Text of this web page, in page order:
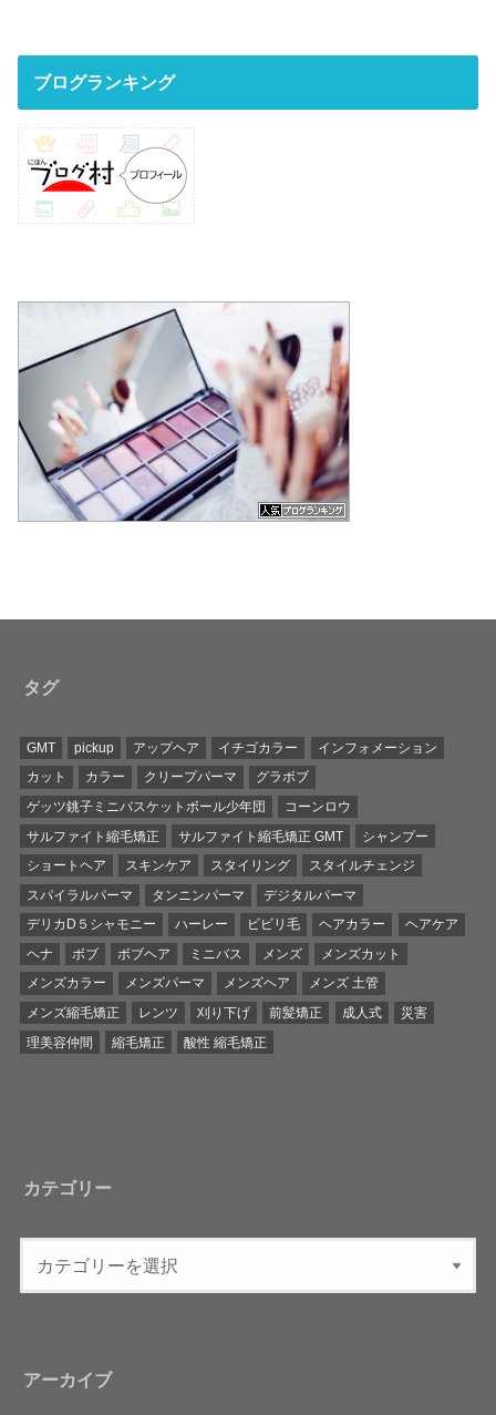
ブログランキング
タグ
GMT pickup アップヘア イチゴカラー
インフォメーション
カット
カラー クリープパーマ
グラボブ
ゲッツ銚子ミニバスケットボール少年団
コーンロウ
サルファイト縮毛矯正
サルファイト縮毛矯正 GMT
シャンプー
ショートヘア
スキンケア スタイリング
スタイルチェンジ
スパイラルパーマ
タンニンパーマ
デジタルパーマ
デリカD５シャモニー
ハーレー ビビリ毛 ヘアカラー
ヘアケア
ヘナ
ボブ ボブヘア ミニバス メンズ
メンズカット
メンズカラー
メンズパーマ メンズヘア
メンズ 土管
メンズ縮毛矯正
レンツ 刈り下げ 前髪矯正 成人式
災害
理美容仲間
縮毛矯正 酸性 縮毛矯正
カテゴリー
アーカイブ